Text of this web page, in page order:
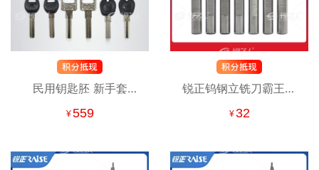
民用钥匙胚 新手套
个常用胚子 民用钥匙套
¥559
锐正钨钢立铣刀霸王刀
专用铣刀 铣槽 打孔 0.9-
铣刀
¥32